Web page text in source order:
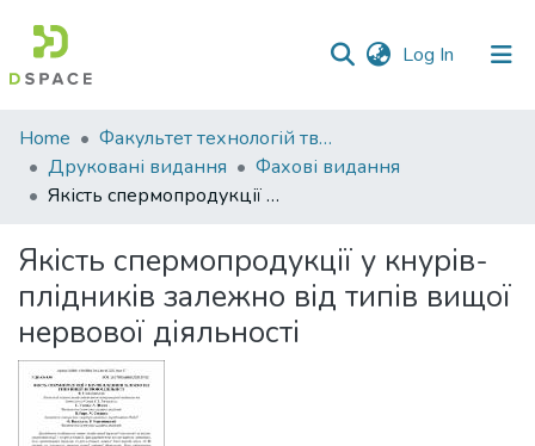
Log In (current)
Communities
&
Collections
Statistics
Home
Факультет технологій тваринництва та продовольства
Друковані видання
Фахові видання
Якість спермопродукції у кнурів-плідників залежно від типів вищої нервової діяльності
Якість спермопродукції у кнурів-
плідників залежно від типів вищої
нервової діяльності